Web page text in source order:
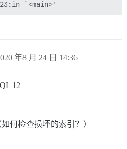
年8 月 24 日 14:36
12
何检查损坏的索引？）